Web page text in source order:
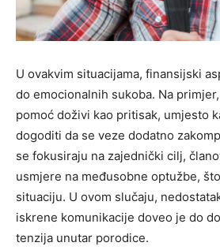
U ovakvim situacijama, finansijski
do emocionalnih sukoba. Na
pomoć doživi kao pritisak, umjesto
dogoditi da se veze dodatno
se fokusiraju na zajednički cilj,
usmjere na međusobne optužbe,
situaciju. U ovom slučaju,
iskrene komunikacije doveo je do
tenzija unutar porodice.